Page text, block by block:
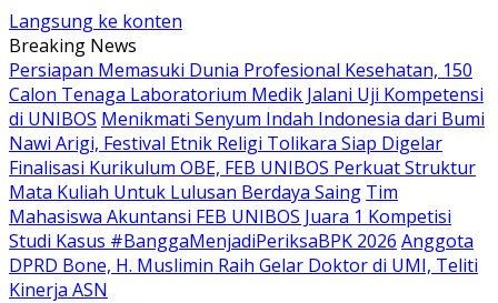
Langsung ke konten
Breaking News
Persiapan Memasuki Dunia Profesional Kesehatan, 150
Calon Tenaga Laboratorium Medik Jalani Uji Kompetensi
di UNIBOS Menikmati Senyum Indah Indonesia dari Bumi
Nawi Arigi, Festival Etnik Religi Tolikara Siap Digelar
Finalisasi Kurikulum OBE, FEB UNIBOS Perkuat Struktur
Mata Kuliah Untuk Lulusan Berdaya Saing Tim
Mahasiswa Akuntansi FEB UNIBOS Juara 1 Kompetisi
Studi Kasus #BanggaMenjadiPeriksaBPK 2026 Anggota
DPRD Bone, H. Muslimin Raih Gelar Doktor di UMI, Teliti
Kinerja ASN